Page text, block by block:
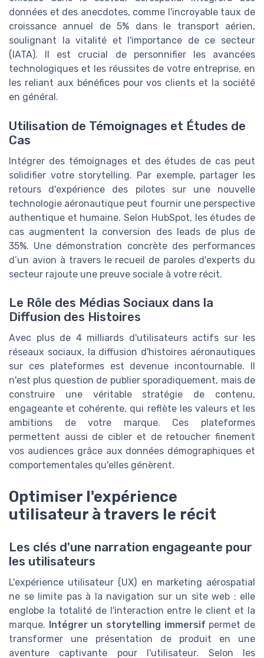
données et des anecdotes, comme l'incroyable taux de
croissance annuel de 5% dans le transport aérien,
soulignant la vitalité et l'importance de ce secteur
(IATA). Il est crucial de personnifier les avancées
technologiques et les réussites de votre entreprise, en
les reliant aux bénéfices pour vos clients et la société
en général.
Utilisation de Témoignages et Études de
Cas
Intégrer des témoignages et des études de cas peut
solidifier votre storytelling. Par exemple, partager les
retours d'expérience des pilotes sur une nouvelle
technologie aéronautique peut fournir une perspective
authentique et humaine. Selon HubSpot, les études de
cas augmentent la conversion des leads de plus de
35%. Une démonstration concrète des performances
d’un avion à travers le recueil de paroles d'experts du
secteur rajoute une preuve sociale à votre récit.
Le Rôle des Médias Sociaux dans la
Diffusion des Histoires
Avec plus de 4 milliards d'utilisateurs actifs sur les
réseaux sociaux, la diffusion d'histoires aéronautiques
sur ces plateformes est devenue incontournable. Il
n'est plus question de publier sporadiquement, mais de
construire une véritable stratégie de contenu,
engageante et cohérente, qui reflète les valeurs et les
ambitions de votre marque. Ces plateformes
permettent aussi de cibler et de retoucher finement
vos audiences grâce aux données démographiques et
comportementales qu'elles génèrent.
Optimiser l'expérience
utilisateur à travers le récit
Les clés d'une narration engageante pour
les utilisateurs
L'expérience utilisateur (UX) en marketing aérospatial
ne se limite pas à la navigation sur un site web ; elle
englobe la totalité de l'interaction entre le client et la
marque.
Intégrer un storytelling immersif permet de
transformer une présentation de produit en une
aventure captivante pour l'utilisateur. Selon les